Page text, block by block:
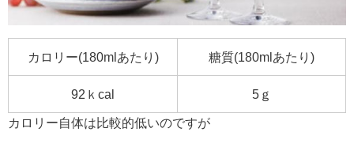
カロリー(180mlあたり) 糖質(180mlあたり)
92ｋcal 5ｇ
カロリー自体は比較的低いのですが